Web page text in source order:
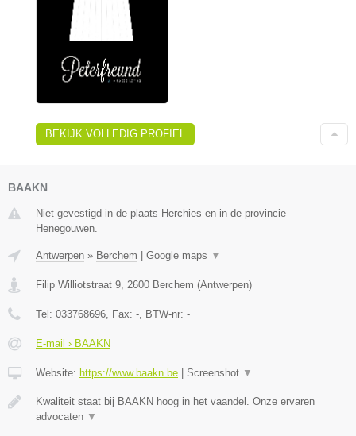
BEKIJK VOLLEDIG PROFIEL
BAAKN
Niet gevestigd in de plaats Herchies en in de provincie
Henegouwen.
Antwerpen » Berchem Google maps ▼
Filip Williotstraat 9 2600 Berchem (Antwerpen)
Tel: 033768696 , Fax: - , BTW-nr: -
E-mail › BAAKN
Website: https://www.baakn.be Screenshot ▼
Kwaliteit staat bij BAAKN hoog in het vaandel. Onze ervaren
advocaten ▼